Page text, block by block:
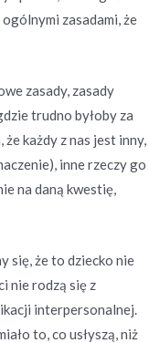
zasadami, że
zasady, zasady
trudno byłoby za
każdy z nas jest inny,
inne rzeczy go
na daną kwestię,
się, że to dziecko nie
nie rodzą się z
interpersonalnej.
to, co usłyszą, niż